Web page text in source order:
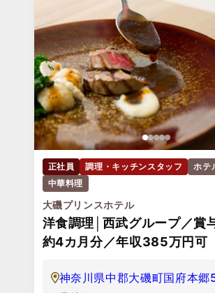
正社員 調理・キッチンスタッフ
ホテ
中華料理
大磯プリンスホテル
洋食調理│西武グループ／賞
約4カ月分／年収385万円可
神奈川県中郡大磯町国府本郷